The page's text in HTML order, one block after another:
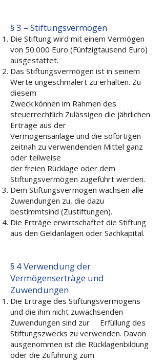
§ 3 – Stiftungsvermögen
Die Stiftung wird mit einem Vermögen
von 50.000 Euro (Fünfzigtausend Euro)
ausgestattet.
Das Stiftungsvermögen ist in seinem
Werte ungeschmälert zu erhalten. Zu
diesem
Zweck können im Rahmen des
steuerrechtlich Zulässigen die jährlichen
Erträge aus der
Vermögensanlage und die sofortigen
zeitnah zu verwendenden Mittel ganz
oder teilweise
der freien Rücklage oder dem
Stiftungsvermögen zugeführt werden.
Dem Stiftungsvermögen wachsen alle
Zuwendungen zu, die dazu
bestimmtsind (Zustiftungen).
Die Erträge erwirtschaftet die Stiftung
aus den Geldanlagen oder Sachkapital.
§ 4 Verwendung der
Vermögenserträge und
Zuwendungen
Die Erträge des Stiftungsvermögens
und die ihm nicht zuwachsenden
Zuwendungen sind zur Erfüllung des
Stiftungszwecks zu verwenden. Davon
ausgenommen ist die Rücklagenbildung
oder die Zuführung zum